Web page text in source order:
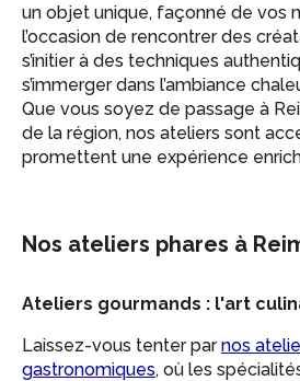
un objet unique, façonné de vos
l’occasion de rencontrer des
s’initier à des techniques
s’immerger dans l’ambiance
Que vous soyez de passage à
de la région, nos ateliers sont
promettent une expérience
Nos ateliers phares à
Ateliers gourmands : l'art
Laissez-vous tenter parnos
gastronomiques, où les